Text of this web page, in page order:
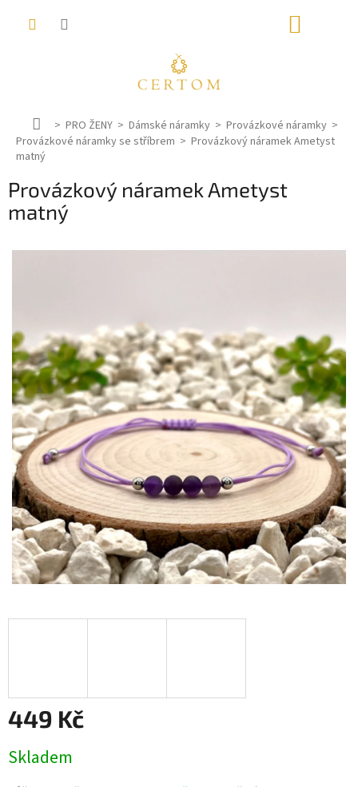
D
o
PRO ŽENY Dámské náramky
Provázkové náramky
Provázkové náramky se stříbrem
Provázkový náramek Ametyst
matný
Provázkový náramek Ametyst
matný
449 Kč
cena:
Skladem